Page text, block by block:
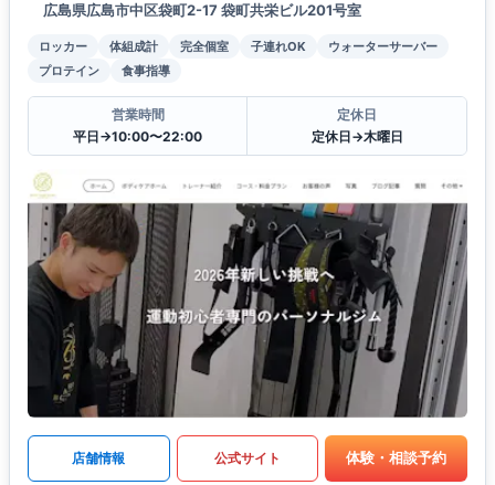
広島県広島市中区袋町2-17 袋町共栄ビル201号室
ロッカー 体組成計 完全個室 子連れOK
ウォーターサーバー
プロテイン
食事指導
営業時間
平日→10:00〜22:00
定休日
定休日→木曜日
店舗情報 公式サイト 体験・相談予約